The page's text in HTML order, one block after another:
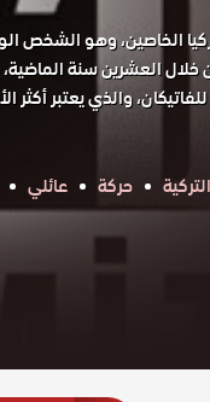
الخاصين، وهو الشخص
العشرين سنة الماضية،
والذي يعتبر أكثر
حركة عائلي